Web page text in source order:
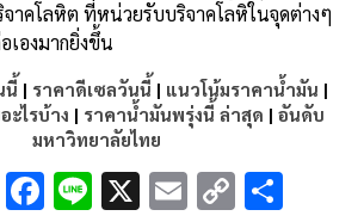
าคโลหิต ที่หน่วยรับบริจาคโลหิในจุดต่างๆ
เองมากยิ่งขึ้น
นี้ | ราคาดีเซลวันนี้ | แนวโน้มราคาน้ำมัน |
ะไรบ้าง | ราคาน้ำมันพรุ่งนี้ ล่าสุด | อันดับ
มหาวิทยาลัยไทย
F Li X E C